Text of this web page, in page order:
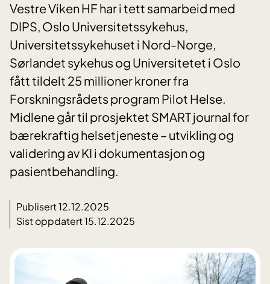
Vestre Viken HF har i tett samarbeid med
DIPS, Oslo Universitetssykehus,
Universitetssykehuset i Nord-Norge,
Sørlandet sykehus og Universitetet i Oslo
fått tildelt 25 millioner kroner fra
Forskningsrådets program Pilot Helse.
Midlene går til prosjektet SMART journal for
bærekraftig helsetjeneste – utvikling og
validering av KI i dokumentasjon og
pasientbehandling.
Publisert 12.12.2025
Sist oppdatert 15.12.2025